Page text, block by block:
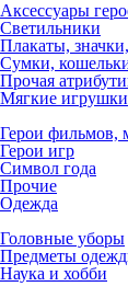
Аксессуары
Светильники
Плакаты,
Сумки,
Прочая
Мягкие игрушки
Герои фильмов,
Герои игр
Символ года
Прочие
Одежда
Головные уборы
Предметы
Наука и хобби